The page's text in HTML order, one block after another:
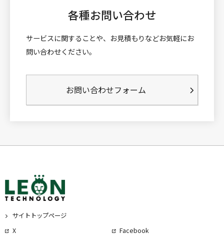
各種お問い合わせ
サービスに関することや、お見積もりなどお気軽にお
問い合わせください。
お問い合わせフォーム
サイトトップページ
X
Facebook